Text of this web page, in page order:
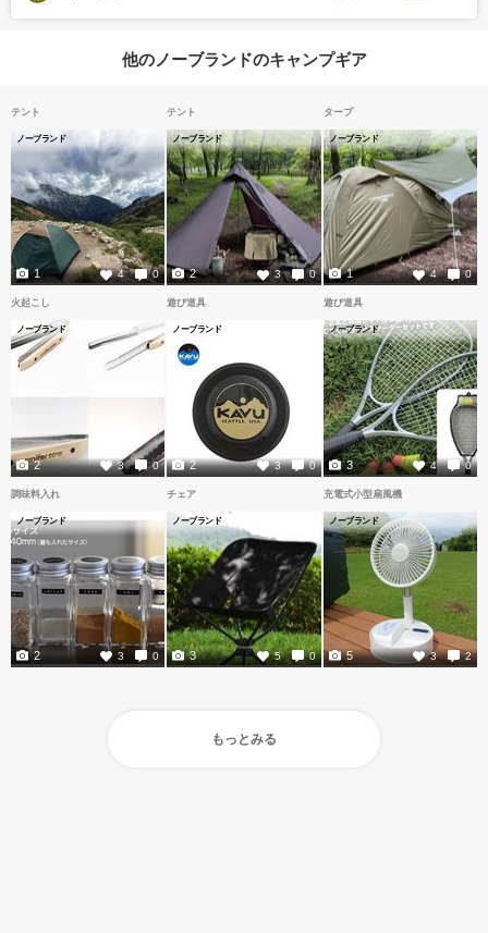
他のノーブランドのキャンプギア
テント
ノーブランド
4 0
1
テント
ノーブランド
3 0
2
タープ
ノーブランド
4 0
1
火起こし
ノーブランド
3 0
2
遊び道具
ノーブランド
3 0
2
遊び道具
ノーブランド
4 0
3
調味料入れ
ノーブランド
3 0
2
チェア
ノーブランド
5 0
3
充電式小型扇風機
ノーブランド
3 2
5
もっとみる